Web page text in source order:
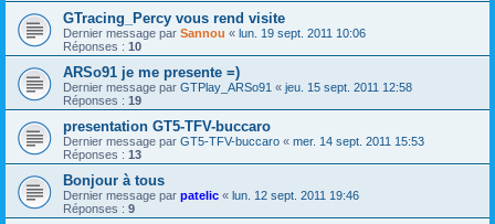
GTracing_Percy vous rend visite
Dernier message par Sannou « lun. 19 sept. 2011 10:06
Réponses : 10
ARSo91 je me presente =)
Dernier message par GTPlay_ARSo91 « jeu. 15 sept. 2011 12:58
Réponses : 19
presentation GT5-TFV-buccaro
Dernier message par GT5-TFV-buccaro « mer. 14 sept. 2011 15:53
Réponses : 13
Bonjour à tous
Dernier message par patelic « lun. 12 sept. 2011 19:46
Réponses : 9